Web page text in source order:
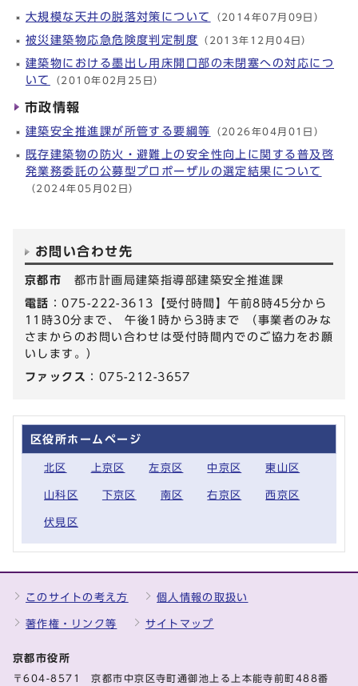
大規模な天井の脱落対策について （2014年07月09日）
被災建築物応急危険度判定制度 （2013年12月04日）
建築物における墨出し用床開口部の未閉塞への対応につ
いて
（2010年02月25日）
市政情報
建築安全推進課が所管する要綱等 （2026年04月01日）
既存建築物の防火・避難上の安全性向上に関する普及啓
発業務委託の公募型プロポーザルの選定結果について
（2024年05月02日）
お問い合わせ先
京都市 都市計画局建築指導部建築安全推進課
電話 ：075-222-3613【受付時間】午前8時45分から
11時30分まで、 午後1時から3時まで （事業者のみな
さまからのお問い合わせは受付時間内でのご協力をお願
いします。）
ファックス ：075-212-3657
区役所ホームページ
北区 上京区 左京区 中京区 東山区
山科区 下京区 南区 右京区 西京区
伏見区
このサイトの考え方 個人情報の取扱い
著作権・リンク等 サイトマップ
京都市役所
〒604-8571 京都市中京区寺町通御池上る上本能寺前町488番